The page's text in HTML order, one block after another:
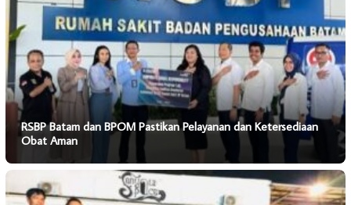
RSBP Batam dan BPOM Pastikan Pelayanan dan Ketersediaan
Obat Aman